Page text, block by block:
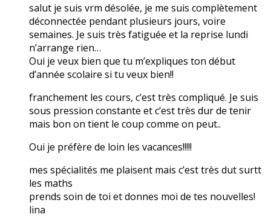
salut je suis vrm désolée, je me suis complètement
déconnectée pendant plusieurs jours, voire
semaines. Je suis très fatiguée et la reprise lundi
n’arrange rien…
Oui je veux bien que tu m’expliques ton début
d’année scolaire si tu veux bien!!
franchement les cours, c’est très compliqué. Je suis
sous pression constante et c’est très dur de tenir
mais bon on tient le coup comme on peut..
Oui je préfère de loin les vacances!!!!!
mes spécialités me plaisent mais c’est très dut surtt
les maths
prends soin de toi et donnes moi de tes nouvelles!
lina